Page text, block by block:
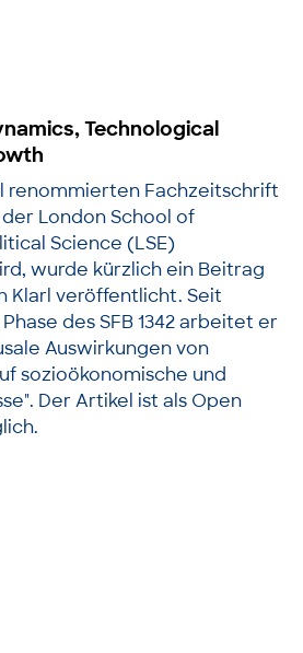
Technological
renommierten Fachzeitschrift
London School of
Science (LSE)
wurde kürzlich ein Beitrag
Klarl veröffentlicht. Seit
des SFB 1342 arbeitet er
Auswirkungen von
sozioökonomische und
Der Artikel ist als Open